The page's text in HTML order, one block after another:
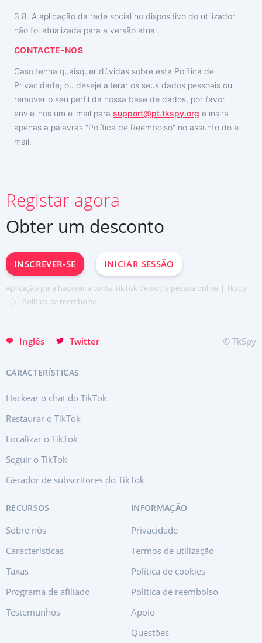
3.8. A aplicação da rede social no dispositivo do utilizador
não foi atualizada para a versão atual.
CONTACTE-NOS
Caso tenha quaisquer dúvidas sobre esta Política de
Privacidade, ou deseje alterar os seus dados pessoais ou
remover o seu perfil da nossa base de dados, por favor
envie-nos um e-mail para support@pt.tkspy.org e insira
apenas a palavras "Política de Reembolso" no assunto do e-
mail.
Registar agora
Obter um desconto
INSCREVER-SE INICIAR SESSÃO
Aplicação para hackear a conta TikTok de outra pessoa online | Tkspy
Política de reembolso
Inglês
Deutsch
Español
中文
日本
English
Хинди हिन्दी
Italiano
Twitter © TkSpy
CARACTERÍSTICAS
Hackear o chat do TikTok
Restaurar o TikTok
Localizar o TikTok
Seguir o TikTok
Gerador de subscritores do TikTok
RECURSOS
Sobre nós
Características
Taxas
Programa de afiliado
Testemunhos
INFORMAÇÃO
Privacidade
Termos de utilização
Política de cookies
Política de reembolso
Apoio
Questões